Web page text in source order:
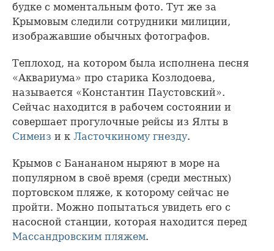
будке с моментальным фото. Тут же за
Крымовым следили сотрудники милиции,
изображавшие обычных фотографов.
Теплоход, на котором была исполнена песня
«Аквариума» про старика Козлодоева,
называется «Константин Паустовский».
Сейчас находится в рабочем состоянии и
совершает прогулочные рейсы из Ялты в
Симеиз и к Ласточкиному гнезду.
Крымов с Банананом ныряют в море на
популярном в своё время (среди местных)
портовском пляже, к которому сейчас не
пройти. Можно попытаться увидеть его с
насосной станции, которая находится перед
Массандровским пляжем.